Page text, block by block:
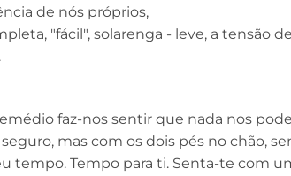
de nós próprios,
"fácil", solarenga - leve, a tensão
faz-nos sentir que nada nos
mas com os dois pés no chão,
tempo. Tempo para ti. Senta-te com